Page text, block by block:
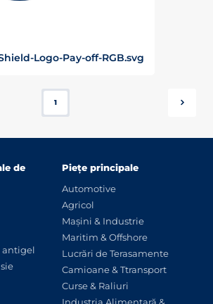
Logo-Pay-off-RGB.svg
1
de
antigel
Piețe principale
Automotive
Agricol
Mașini & Industrie
Maritim & Offshore
Lucrări de Terasamente
Camioane & Ttransport
Curse & Raliuri